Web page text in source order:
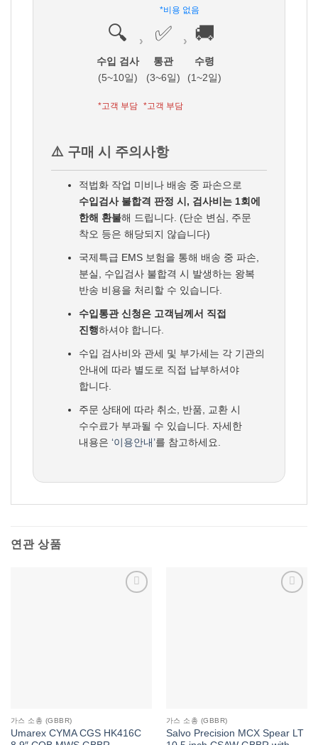
*비용 없음
🔍
수입 검사
(5~10일)
*고객 부담
› ✅
통관
(3~6일)
*고객 부담
› 🚚
수령
(1~2일)
⚠️ 구매 시 주의사항
적법화 작업 미비나 배송 중 파손으로
수입검사 불합격 판정 시, 검사비는 1회에
한해 환불해 드립니다. (단순 변심, 주문
착오 등은 해당되지 않습니다)
국제특급 EMS 보험을 통해 배송 중 파손,
분실, 수입검사 불합격 시 발생하는 왕복
반송 비용을 처리할 수 있습니다.
수입통관 신청은 고객님께서 직접
진행하셔야 합니다.
수입 검사비와 관세 및 부가세는 각 기관의
안내에 따라 별도로 직접 납부하셔야
합니다.
주문 상태에 따라 취소, 반품, 교환 시
수수료가 부과될 수 있습니다. 자세한
내용은 ‘이용안내’를 참고하세요.
연관 상품
가스 소총 (GBBR)
Umarex CYMA CGS HK416C
가스 소총 (GBBR)
Salvo Precision MCX Spear LT